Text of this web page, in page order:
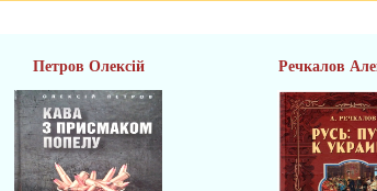
Петров Олексій Речкалов